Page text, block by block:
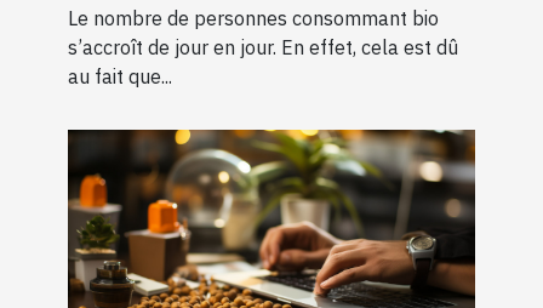
Le nombre de personnes consommant bio
s’accroît de jour en jour. En effet, cela est dû
au fait que...